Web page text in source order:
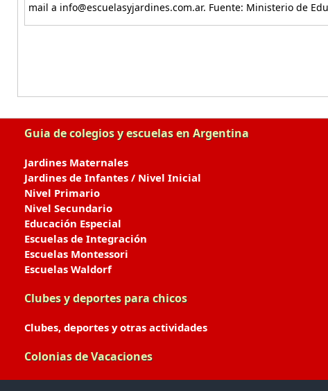
mail a info@escuelasyjardines.com.ar. Fuente: Ministerio de
Guia de colegios y escuelas en Argentina
Jardines Maternales
Jardines de Infantes / Nivel Inicial
Nivel Primario
Nivel Secundario
Educación Especial
Escuelas de Integración
Escuelas Montessori
Escuelas Waldorf
Clubes y deportes para chicos
Clubes, deportes y otras actividades
Colonias de Vacaciones